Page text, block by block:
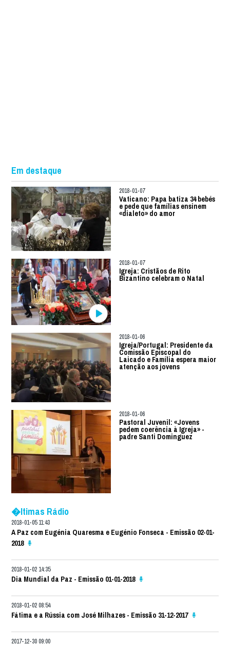
Em destaque
2018-01-07
Vaticano: Papa batiza 34 bebés
e pede que famílias ensinem
«dialeto» do amor
2018-01-07
Igreja: Cristãos de Rito
Bizantino celebram o Natal
2018-01-06
Igreja/Portugal: Presidente da
Comissão Episcopal do
Laicado e Família espera maior
atenção aos jovens
2018-01-06
Pastoral Juvenil: «Jovens
pedem coerência à Igreja» -
padre Santi Dominguez
�ltimas Rádio
2018-01-05 11:43
A Paz com Eugénia Quaresma e Eugénio Fonseca - Emissão 02-01-
2018
2018-01-02 14:35
Dia Mundial da Paz - Emissão 01-01-2018
2018-01-02 08:54
Fátima e a Rússia com José Milhazes - Emissão 31-12-2017
2017-12-30 09:00